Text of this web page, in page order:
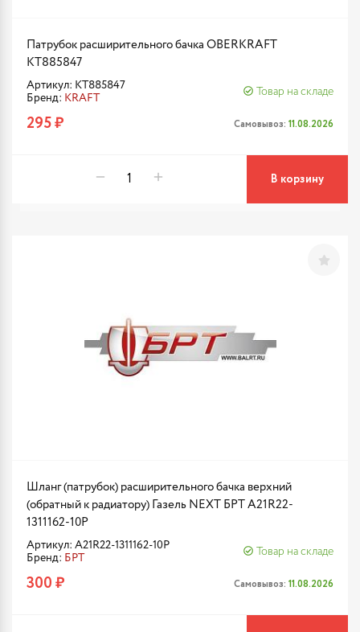
Патрубок расширительного бачка OBERKRAFT
KT885847
Артикул: KT885847
Бренд: KRAFT
Товар на складе
295 ₽ Самовывоз: 11.08.2026
В корзину
Шланг (патрубок) расширительного бачка верхний
(обратный к радиатору) Газель NEXT БРТ А21R22-
1311162-10Р
Артикул: А21R22-1311162-10Р
Бренд: БРТ
Товар на складе
300 ₽ Самовывоз: 11.08.2026